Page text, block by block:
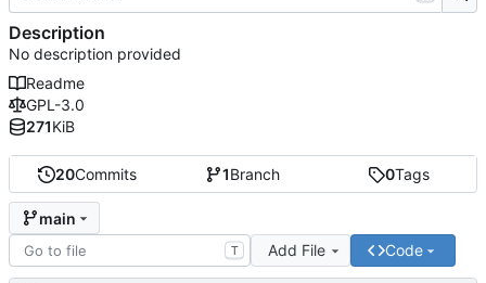
20Commits 1Branch 0Tags
main
T Add File Code
Description
No description provided
Readme
GPL-3.0
271KiB